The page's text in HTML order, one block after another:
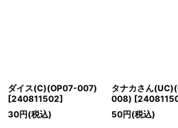
ダイス(C)(OP07-007)
[240811502]
30円(税込)
タナカさん
008) [
50円(税込)